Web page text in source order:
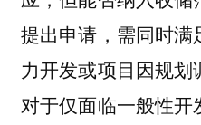
提出申请，需同时
力开发或项目因规划
对于仅面临一般性